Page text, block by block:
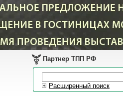
Партнер ТПП РФ
Расширенный поиск